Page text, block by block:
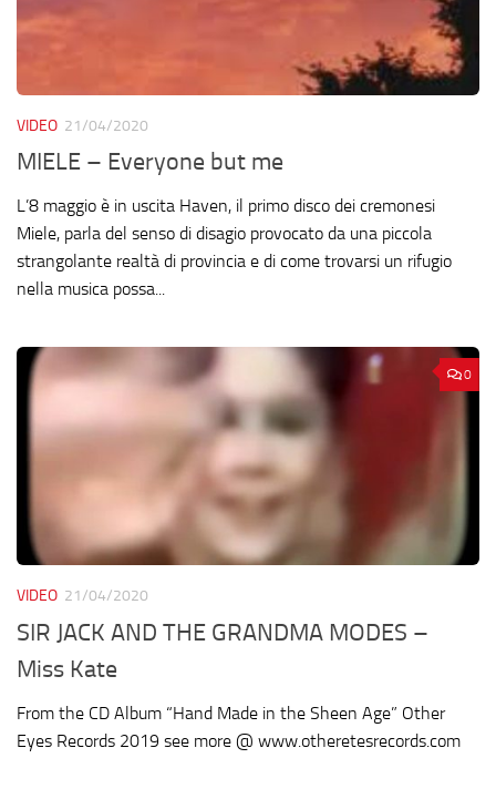
VIDEO 21/04/2020
MIELE – Everyone but me
L’8 maggio è in uscita Haven, il primo disco dei cremonesi
Miele, parla del senso di disagio provocato da una piccola
strangolante realtà di provincia e di come trovarsi un rifugio
nella musica possa...
0
VIDEO 21/04/2020
SIR JACK AND THE GRANDMA MODES –
Miss Kate
From the CD Album “Hand Made in the Sheen Age” Other
Eyes Records 2019 see more @ www.otheretesrecords.com